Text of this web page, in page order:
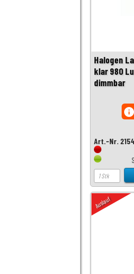
Halogen
klar 980
dimmbar
Art.-Nr.
Auslauf